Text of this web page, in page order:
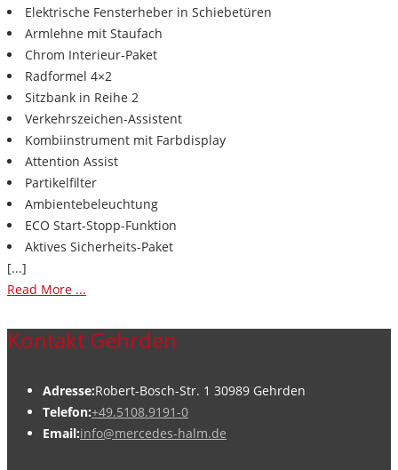
Elektrische Fensterheber in Schiebetüren
Armlehne mit Staufach
Chrom Interieur-Paket
Radformel 4×2
Sitzbank in Reihe 2
Verkehrszeichen-Assistent
Kombiinstrument mit Farbdisplay
Attention Assist
Partikelfilter
Ambientebeleuchtung
ECO Start-Stopp-Funktion
Aktives Sicherheits-Paket
[...]
Read More ...
Kontakt Gehrden
Adresse:Robert-Bosch-Str. 1 30989 Gehrden
Telefon:+49.5108.9191-0
Email:info@mercedes-halm.de